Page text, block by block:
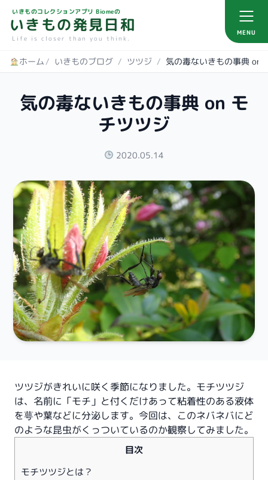
いきものコレクションアプリ Biomeの
いきもの発見日和
Life is closer than you think.
MENU
ホーム / いきものブログ / ツツジ / 気の毒ないきもの事典 on
気の毒ないきもの事典 on モ
チツツジ
2020.05.14
ツツジがきれいに咲く季節になりました。モチツツジ
は、名前に「モチ」と付くだけあって粘着性のある液体
を萼や葉などに分泌します。今回は、このネバネバにど
のような昆虫がくっついているのか観察してみました。
目次
モチツツジとは？